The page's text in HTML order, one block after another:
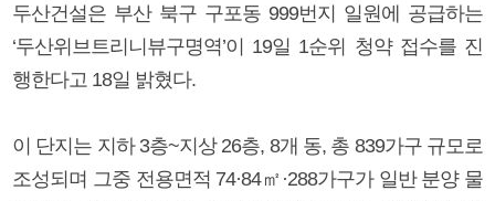
두산건설은 부산 북구 구포동 999번지 일원에 공급하는
‘두산위브트리니뷰구명역’이 19일 1순위 청약 접수를 진
행한다고 18일 밝혔다.
이 단지는 지하 3층~지상 26층, 8개 동, 총 839가구 규모로
조성되며 그중 전용면적 74·84㎡·288가구가 일반 분양 물